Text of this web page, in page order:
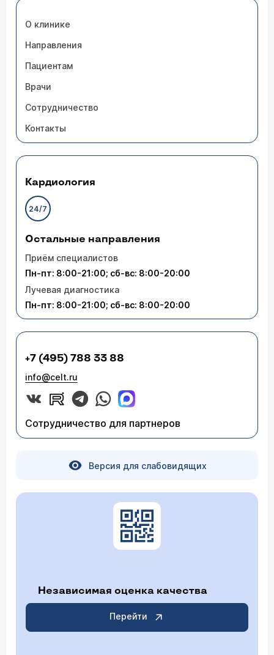
О клинике
Направления
Пациентам
Врачи
Сотрудничество
Контакты
Кардиология
24/7
Остальные направления
Приём специалистов
Пн-пт: 8:00-21:00; сб-вс: 8:00-20:00
Лучевая диагностика
Пн-пт: 8:00-21:00; сб-вс: 8:00-20:00
+7 (495) 788 33 88
info@celt.ru
Сотрудничество для партнеров
Версия для слабовидящих
Независимая оценка качества
Перейти